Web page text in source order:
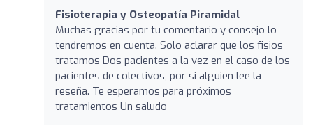
Fisioterapia y Osteopatía Piramidal
Muchas gracias por tu comentario y consejo lo
tendremos en cuenta. Solo aclarar que los fisios
tratamos Dos pacientes a la vez en el caso de los
pacientes de colectivos, por si alguien lee la
reseña. Te esperamos para próximos
tratamientos Un saludo